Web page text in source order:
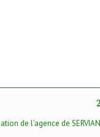
de l’agence de